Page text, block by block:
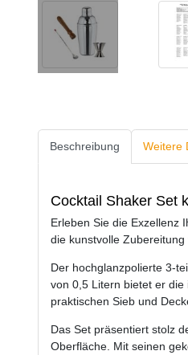
Beschreibung Weitere
Cocktail Shaker Set
Erleben Sie die Exzellenz
die kunstvolle
Der hochglanzpolierte 3-
von 0,5 Litern bietet er
praktischen Sieb und
Das Set präsentiert stolz
Oberfläche. Mit seinen